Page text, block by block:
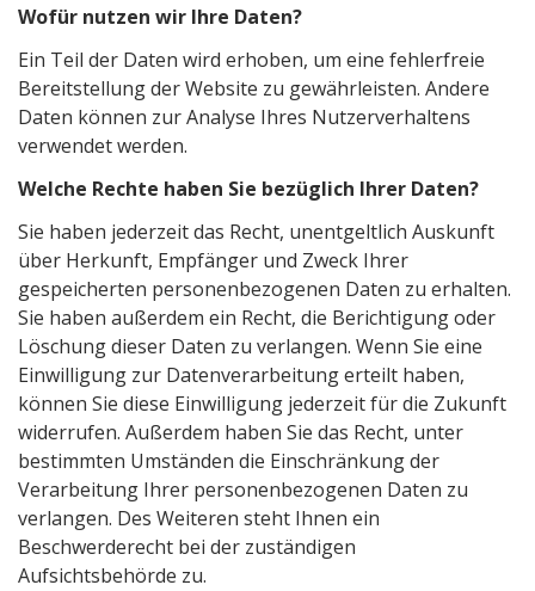
Wofür nutzen wir Ihre Daten?
Ein Teil der Daten wird erhoben, um eine fehlerfreie
Bereitstellung der Website zu gewährleisten. Andere
Daten können zur Analyse Ihres Nutzerverhaltens
verwendet werden.
Welche Rechte haben Sie bezüglich Ihrer Daten?
Sie haben jederzeit das Recht, unentgeltlich Auskunft
über Herkunft, Empfänger und Zweck Ihrer
gespeicherten personenbezogenen Daten zu erhalten.
Sie haben außerdem ein Recht, die Berichtigung oder
Löschung dieser Daten zu verlangen. Wenn Sie eine
Einwilligung zur Datenverarbeitung erteilt haben,
können Sie diese Einwilligung jederzeit für die Zukunft
widerrufen. Außerdem haben Sie das Recht, unter
bestimmten Umständen die Einschränkung der
Verarbeitung Ihrer personenbezogenen Daten zu
verlangen. Des Weiteren steht Ihnen ein
Beschwerderecht bei der zuständigen
Aufsichtsbehörde zu.